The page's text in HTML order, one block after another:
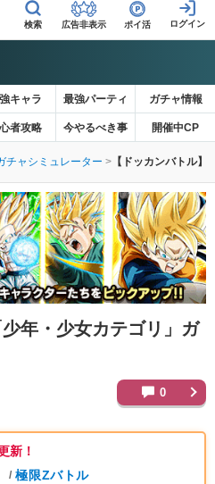
広告非表示 ポイ活
キャラ 最強パーティ ガチャ情報
者攻略 今やるべき事 開催中CP
チャシミュレーター 【ドッカンバトル
少年・少女カテゴリ」ガ
0
新！
/ 極限Zバトル